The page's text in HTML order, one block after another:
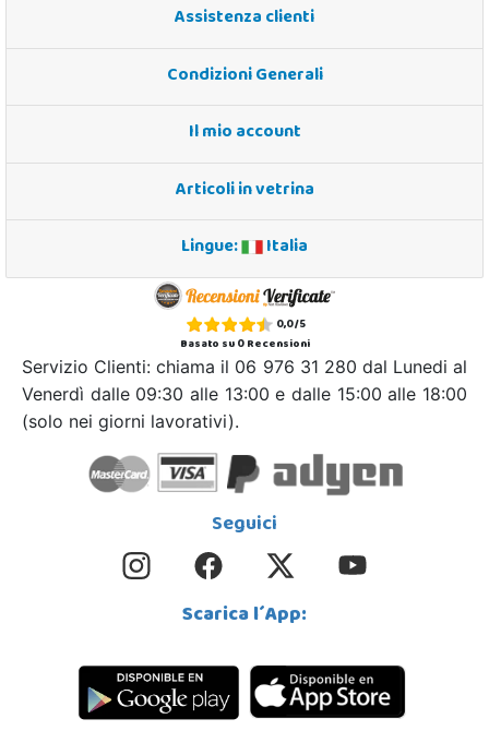
Assistenza clienti
Condizioni Generali
Il mio account
Articoli in vetrina
Lingue:
Italia
0,0/5
Basato su0Recensioni
Servizio Clienti: chiama il 06 976 31 280 dal Lunedi al
Venerdì dalle 09:30 alle 13:00 e dalle 15:00 alle 18:00
(solo nei giorni lavorativi).
Seguici
Scarica l´App: